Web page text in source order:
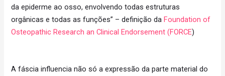
da epiderme ao osso, envolvendo todas estruturas
orgânicas e todas as funções” – definição da Foundation of
Osteopathic Research an Clinical Endorsement (FORCE)
A fáscia influencia não só a expressão da parte material do